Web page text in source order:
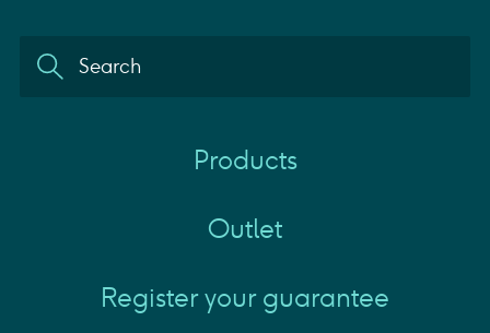
Products
Outlet
Register your guarantee